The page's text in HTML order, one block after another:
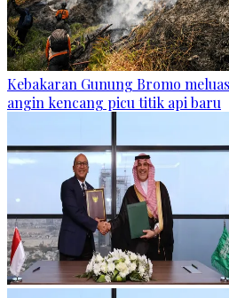
Kebakaran Gunung Bromo
angin kencang picu titik api baru